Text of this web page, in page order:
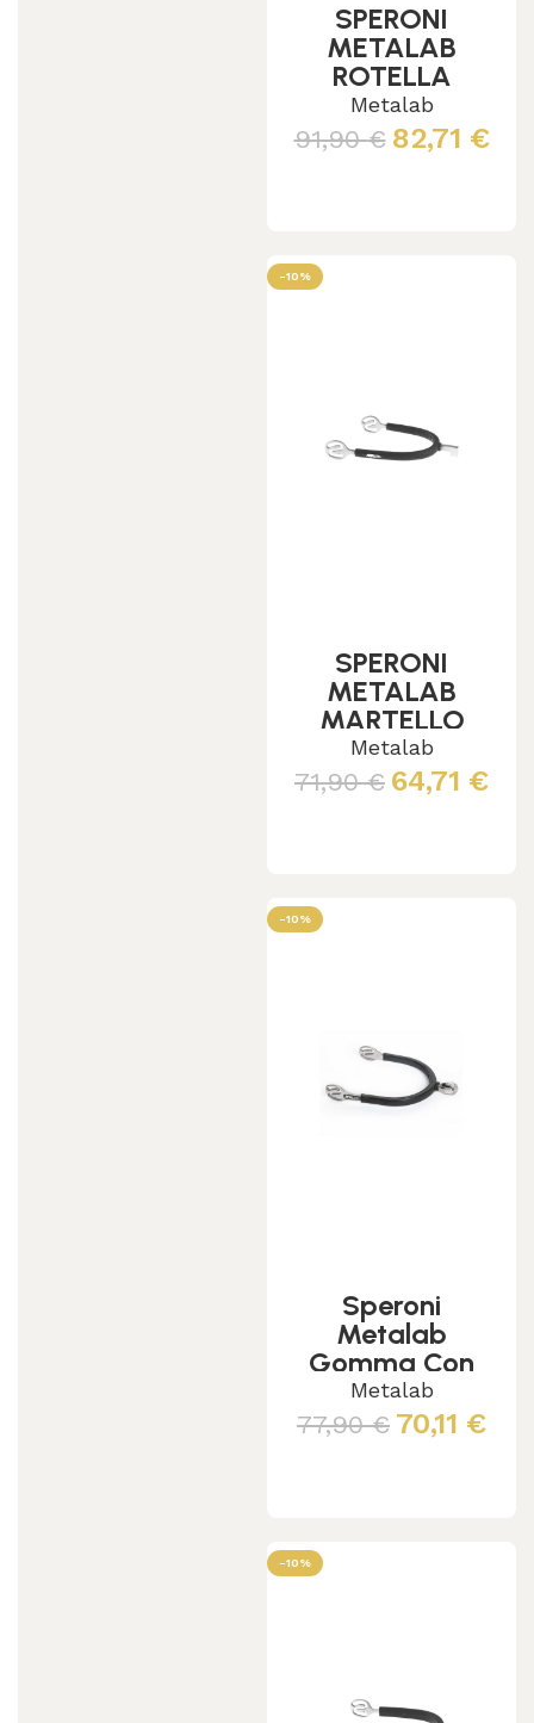
SPERONI
METALAB
ROTELLA
LISCIA
C/GOMMA
SUPER GRIP
Metalab
91,90€ 82,71 €
-10%
SPERONI
METALAB
MARTELLO
C/GOMMA
SUPER GRIP
Metalab
71,90€ 64,71 €
-10%
Speroni
Metalab
Gomma Con
Rotella
Esagonale
Metalab
77,90€ 70,11 €
-10%